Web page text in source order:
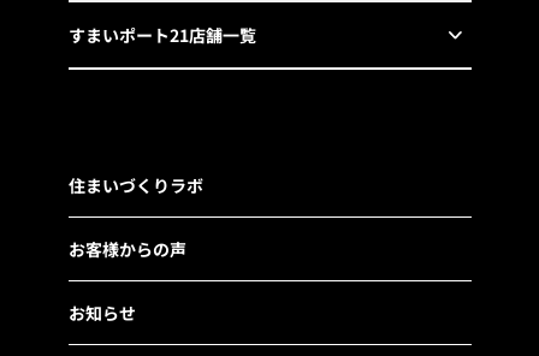
すまいポート21店舗一覧
住まいづくりラボ
お客様からの声
お知らせ